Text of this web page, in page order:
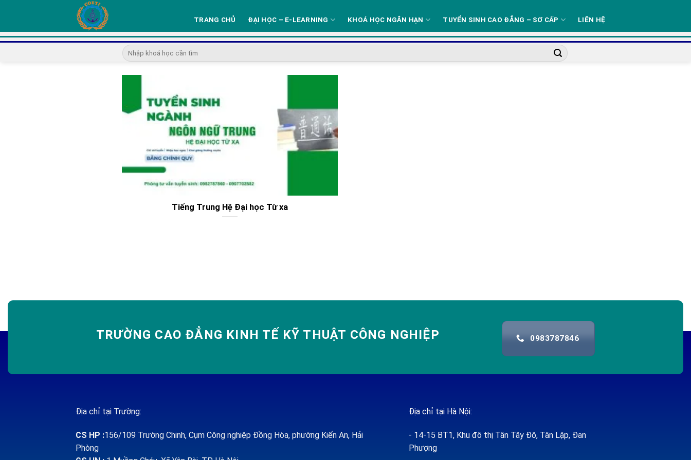
content
TRANG CHỦ ĐẠI HỌC – E-LEARNING KHOÁ HỌC NGẮN HẠN TUYỂN SINH CAO ĐẲNG – SƠ CẤP LIÊN HỆ
Tiếng Trung Hệ Đại học Từ xa
TRƯỜNG CAO ĐẲNG KINH TẾ KỸ THUẬT CÔNG NGHIỆP 0983787846
Địa chỉ tại Trường:
CS HP :156/109 Trường Chinh, Cụm Công nghiệp Đồng Hòa, phường Kiến An, Hải
Phòng
Địa chỉ tại Hà Nội:
- 14-15 BT1, Khu đô thị Tân Tây Đô, Tân Lập, Đan
Phượng